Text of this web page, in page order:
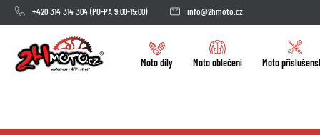
+420 314 314 304(PO-PA 9:00-15:00) info@2hmoto.cz
Moto díly Moto oblečení Moto